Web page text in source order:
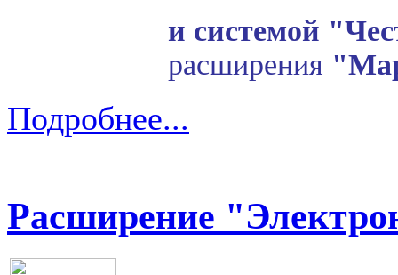
и системой
расширения
Подробнее...
Расширение